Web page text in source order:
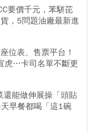
要價千元，苯駢芘
，5問題油廠最新進
位表、售票平台！
虎…卡司名單不斷更
能做伸展操「頭貼
早餐都喝「這1碗